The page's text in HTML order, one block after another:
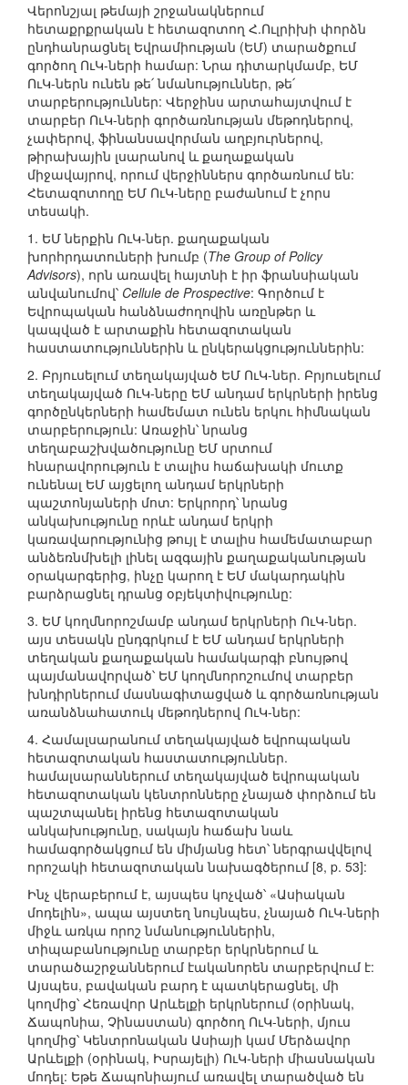
Վերոնշյալ թեմայի շրջանակներում
հետաքրքրական է հետազոտող Հ.Ուլրիխի փորձն
ընդհանրացնել Եվրամիության (ԵՄ) տարածքում
գործող ՈւԿ-ների համար: Նրա դիտարկմամբ, ԵՄ
ՈւԿ-ներն ունեն թե՛ նմանություններ, թե՛
տարբերություններ: Վերջինս արտահայտվում է
տարբեր ՈւԿ-ների գործառնության մեթոդներով,
չափերով, ֆինանսավորման աղբյուրներով,
թիրախային լսարանով և քաղաքական
միջավայրով, որում վերջիններս գործառնում են:
Հետազոտողը ԵՄ ՈւԿ-ները բաժանում է չորս
տեսակի.
1. ԵՄ ներքին ՈւԿ-ներ. քաղաքական
խորհրդատուների խումբ (The Group of Policy
Advisors), որն առավել հայտնի է իր ֆրանսիական
անվանումով՝ Cellule de Prospective: Գործում է
Եվրոպական հանձնաժողովին առընթեր և
կապված է արտաքին հետազոտական
հաստատություններին և ընկերակցություններին:
2. Բրյուսելում տեղակայված ԵՄ ՈւԿ-ներ. Բրյուսելում
տեղակայված ՈւԿ-ները ԵՄ անդամ երկրների իրենց
գործընկերների համեմատ ունեն երկու հիմնական
տարբերություն: Առաջին՝ նրանց
տեղաբաշխվածությունը ԵՄ սրտում
հնարավորություն է տալիս հաճախակի մուտք
ունենալ ԵՄ այցելող անդամ երկրների
պաշտոնյաների մոտ: Երկրորդ՝ նրանց
անկախությունը որևէ անդամ երկրի
կառավարությունից թույլ է տալիս համեմատաբար
անձեռնմխելի լինել ազգային քաղաքականության
օրակարգերից, ինչը կարող է ԵՄ մակարդակին
բարձրացնել դրանց օբյեկտիվությունը:
3. ԵՄ կողմնորոշմամբ անդամ երկրների ՈւԿ-ներ.
այս տեսակն ընդգրկում է ԵՄ անդամ երկրների
տեղական քաղաքական համակարգի բնույթով
պայմանավորված՝ ԵՄ կողմնորոշումով տարբեր
խնդիրներում մասնագիտացված և գործառնության
առանձնահատուկ մեթոդներով ՈւԿ-ներ:
4. Համալսարանում տեղակայված եվրոպական
հետազոտական հաստատություններ.
համալսարաններում տեղակայված եվրոպական
հետազոտական կենտրոնները չնայած փորձում են
պաշտպանել իրենց հետազոտական
անկախությունը, սակայն հաճախ նաև
համագործակցում են միմյանց հետ՝ ներգրավվելով
որոշակի հետազոտական նախագծերում [8, p. 53]:
Ինչ վերաբերում է, այսպես կոչված՝ «Ասիական
մոդելին», ապա այստեղ նույնպես, չնայած ՈւԿ-ների
միջև առկա որոշ նմանություններին,
տիպաբանությունը տարբեր երկրներում և
տարածաշրջաններում էականորեն տարբերվում է:
Այսպես, բավական բարդ է պատկերացնել, մի
կողմից՝ Հեռավոր Արևելքի երկրներում (օրինակ,
Ճապոնիա, Չինաստան) գործող ՈւԿ-ների, մյուս
կողմից՝ Կենտրոնական Ասիայի կամ Մերձավոր
Արևելքի (օրինակ, Իսրայելի) ՈւԿ-ների միասնական
մոդել: Եթե Ճապոնիայում առավել տարածված են